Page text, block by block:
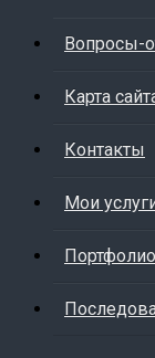
Вопросы-
Карта
Контакты
Мои
Портфолио